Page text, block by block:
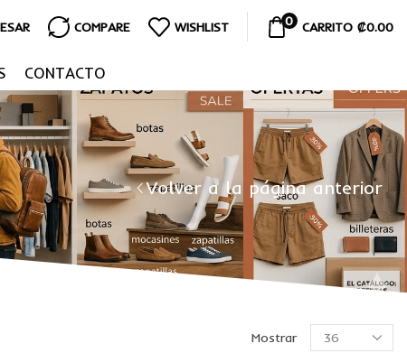
COMPARE WISHLIST 0 CARRITO ₡0.00
CONTACTO
Volver a la página anterior
Mostrar